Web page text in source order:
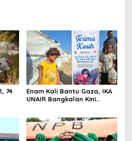
74
Enam Kali Bantu Gaza, IKA
UNAIR Bangkalan Kini